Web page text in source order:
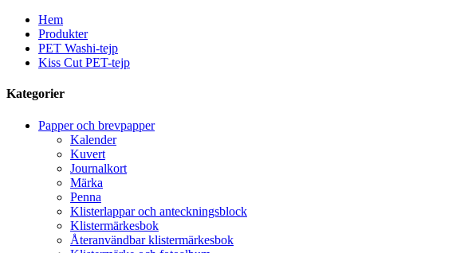
Hem
Produkter
PET Washi-tejp
Kiss Cut PET-tejp
Kategorier
Papper och brevpapper
Kalender
Kuvert
Journalkort
Märka
Penna
Klisterlappar och anteckningsblock
Klistermärkesbok
Återanvändbar klistermärkesbok